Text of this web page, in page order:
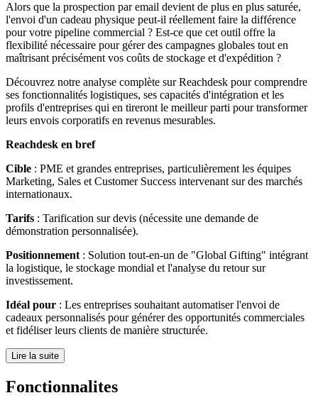
Alors que la prospection par email devient de plus en plus saturée,
l'envoi d'un cadeau physique peut-il réellement faire la différence
pour votre pipeline commercial ? Est-ce que cet outil offre la
flexibilité nécessaire pour gérer des campagnes globales tout en
maîtrisant précisément vos coûts de stockage et d'expédition ?
Découvrez notre analyse complète sur Reachdesk pour comprendre
ses fonctionnalités logistiques, ses capacités d'intégration et les
profils d'entreprises qui en tireront le meilleur parti pour transformer
leurs envois corporatifs en revenus mesurables.
Reachdesk en bref
Cible : PME et grandes entreprises, particulièrement les équipes
Marketing, Sales et Customer Success intervenant sur des marchés
internationaux.
Tarifs : Tarification sur devis (nécessite une demande de
démonstration personnalisée).
Positionnement : Solution tout-en-un de "Global Gifting" intégrant
la logistique, le stockage mondial et l'analyse du retour sur
investissement.
Idéal pour : Les entreprises souhaitant automatiser l'envoi de
cadeaux personnalisés pour générer des opportunités commerciales
et fidéliser leurs clients de manière structurée.
Lire la suite
Fonctionnalites